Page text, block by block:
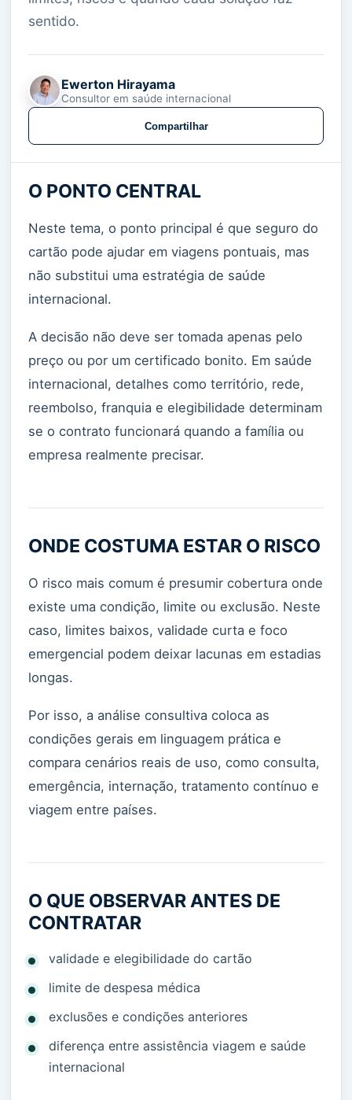
sentido.
Ewerton Hirayama
Consultor em saúde internacional
Compartilhar
O PONTO CENTRAL
Neste tema, o ponto principal é que seguro do
cartão pode ajudar em viagens pontuais, mas
não substitui uma estratégia de saúde
internacional.
A decisão não deve ser tomada apenas pelo
preço ou por um certificado bonito. Em saúde
internacional, detalhes como território, rede,
reembolso, franquia e elegibilidade determinam
se o contrato funcionará quando a família ou
empresa realmente precisar.
ONDE COSTUMA ESTAR O RISCO
O risco mais comum é presumir cobertura onde
existe uma condição, limite ou exclusão. Neste
caso, limites baixos, validade curta e foco
emergencial podem deixar lacunas em estadias
longas.
Por isso, a análise consultiva coloca as
condições gerais em linguagem prática e
compara cenários reais de uso, como consulta,
emergência, internação, tratamento contínuo e
viagem entre países.
O QUE OBSERVAR ANTES DE
CONTRATAR
validade e elegibilidade do cartão
limite de despesa médica
exclusões e condições anteriores
diferença entre assistência viagem e saúde
internacional